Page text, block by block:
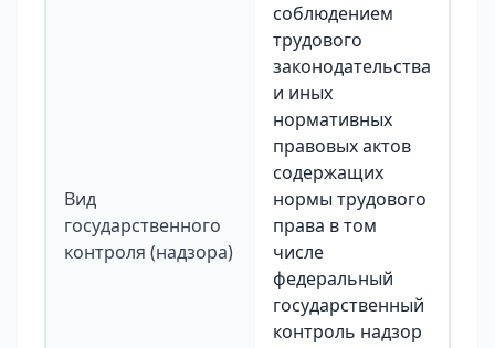
Вид
государственного
контроля (надзора)
соблюдением
трудового
законодательства
и иных
нормативных
правовых актов
содержащих
нормы трудового
права в том
числе
федеральный
государственный
контроль надзор